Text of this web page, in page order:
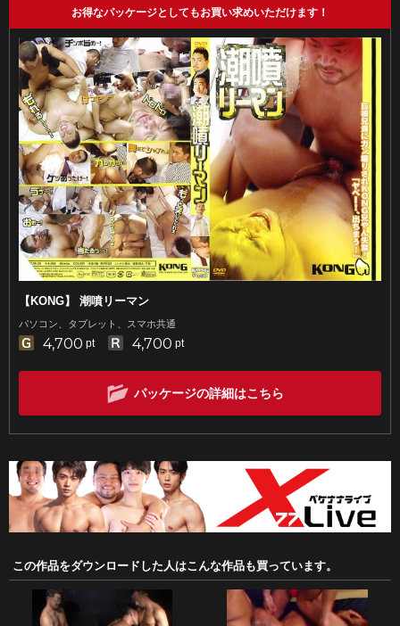
お得なパッケージとしてもお買い求めいただけます！
【KONG】 潮噴リーマン
パソコン、タブレット、スマホ共通
4,700 pt 4,700 pt
パッケージの詳細はこちら
この作品をダウンロードした人はこんな作品も買っています。